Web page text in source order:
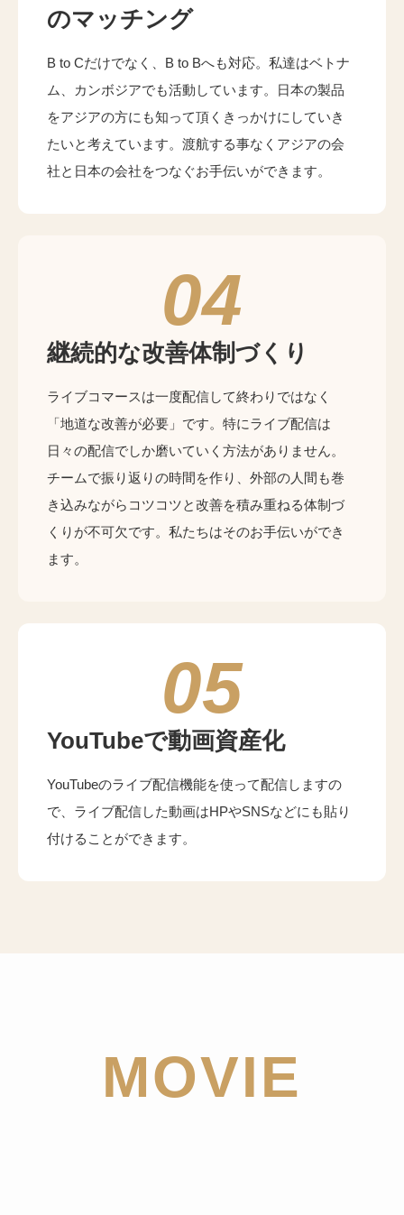
のマッチング
B to Cだけでなく、B to Bへも対応。私達はベトナ
ム、カンボジアでも活動しています。日本の製品
をアジアの方にも知って頂くきっかけにしていき
たいと考えています。渡航する事なくアジアの会
社と日本の会社をつなぐお手伝いができます。
04
継続的な改善体制づくり
ライブコマースは一度配信して終わりではなく
「地道な改善が必要」です。特にライブ配信は
日々の配信でしか磨いていく方法がありません。
チームで振り返りの時間を作り、外部の人間も巻
き込みながらコツコツと改善を積み重ねる体制づ
くりが不可欠です。私たちはそのお手伝いができ
ます。
05
YouTubeで動画資産化
YouTubeのライブ配信機能を使って配信しますの
で、ライブ配信した動画はHPやSNSなどにも貼り
付けることができます。
MOVIE